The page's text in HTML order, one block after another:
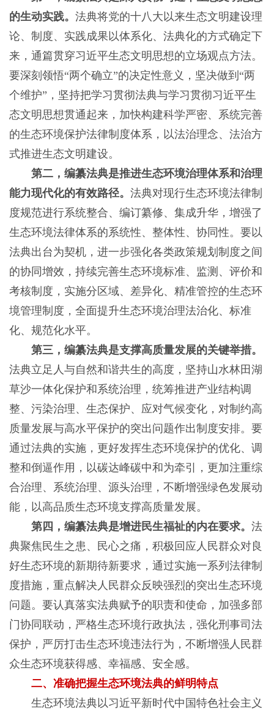
的生动实践。 法典将党的十八大以来生态文明建设理
论、制度、实践成果以体系化、法典化的方式确定下
来，通篇贯穿习近平生态文明思想的立场观点方法。
要深刻领悟“两个确立”的决定性意义，坚决做到“两
个维护”，坚持把学习贯彻法典与学习贯彻习近平生
态文明思想贯通起来，加快构建科学严密、系统完善
的生态环境保护法律制度体系，以法治理念、法治方
式推进生态文明建设。
第二，编纂法典是推进生态环境治理体系和治理
能力现代化的有效路径。 法典对现行生态环境法律制
度规范进行系统整合、编订纂修、集成升华，增强了
生态环境法律体系的系统性、整体性、协同性。要以
法典出台为契机，进一步强化各类政策规划制度之间
的协同增效，持续完善生态环境标准、监测、评价和
考核制度，实施分区域、差异化、精准管控的生态环
境管理制度，全面提升生态环境治理法治化、标准
化、规范化水平。
第三，编纂法典是支撑高质量发展的关键举措。
法典立足人与自然和谐共生的高度，坚持山水林田湖
草沙一体化保护和系统治理，统筹推进产业结构调
整、污染治理、生态保护、应对气候变化，对制约高
质量发展与高水平保护的突出问题作出制度安排。要
通过法典的实施，更好发挥生态环境保护的优化、调
整和倒逼作用，以碳达峰碳中和为牵引，更加注重综
合治理、系统治理、源头治理，不断增强绿色发展动
能，以高品质生态环境支撑高质量发展。
第四，编纂法典是增进民生福祉的内在要求。 法
典聚焦民生之患、民心之痛，积极回应人民群众对良
好生态环境的新期待新要求，通过实施一系列法律制
度措施，重点解决人民群众反映强烈的突出生态环境
问题。要认真落实法典赋予的职责和使命，加强多部
门协同联动，严格生态环境行政执法，强化刑事司法
保护，严厉打击生态环境违法行为，不断增强人民群
众生态环境获得感、幸福感、安全感。
二、准确把握生态环境法典的鲜明特点
生态环境法典以习近平新时代中国特色社会主义